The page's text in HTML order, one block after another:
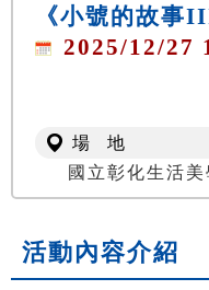
《小號的故事
2025/12/27
場 地
國立彰化生活
活動內容介紹